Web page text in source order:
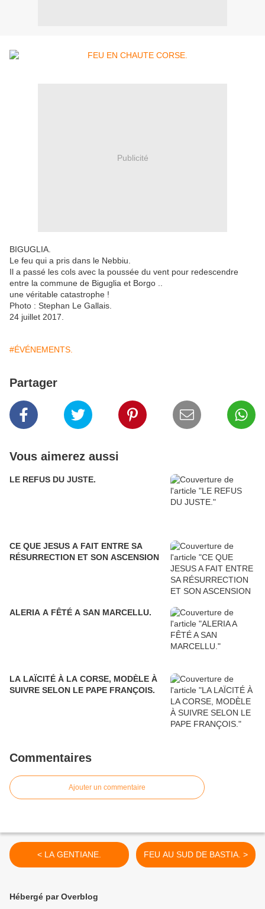
Publicité
BIGUGLIA.
Le feu qui a pris dans le Nebbiu.
Il a passé les cols avec la poussée du vent pour redescendre
entre la commune de Biguglia et Borgo ..
une véritable catastrophe !
Photo : Stephan Le Gallais.
24 juillet 2017.
#ÉVÉNEMENTS.
Partager
Vous aimerez aussi
LE REFUS DU JUSTE.
CE QUE JESUS A FAIT ENTRE SA
RÉSURRECTION ET SON ASCENSION
ALERIA A FÊTÉ A SAN MARCELLU.
LA LAÏCITÉ À LA CORSE, MODÈLE À
SUIVRE SELON LE PAPE FRANÇOIS.
Commentaires
Ajouter un commentaire
< LA GENTIANE. FEU AU SUD DE BASTIA. >
Hébergé par Overblog